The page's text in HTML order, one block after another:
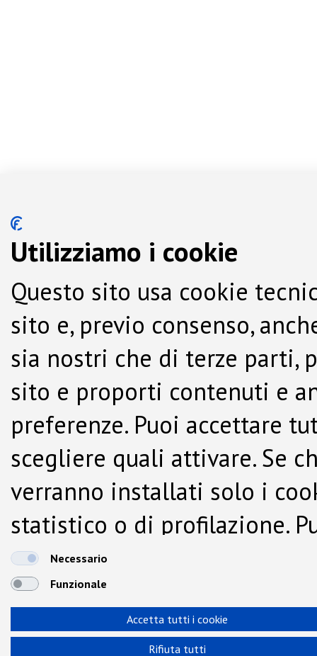
Utilizziamo i cookie
Questo sito usa cookie
sito e, previo consenso,
sia nostri che di terze parti,
sito e proporti contenuti e
preferenze. Puoi accettare
scegliere quali attivare. Se
verranno installati solo i
statistico o di profilazione.
dalla Cookie Policy.
Necessario
Funzionale
Accetta tutti i cookie
Rifiuta tutti